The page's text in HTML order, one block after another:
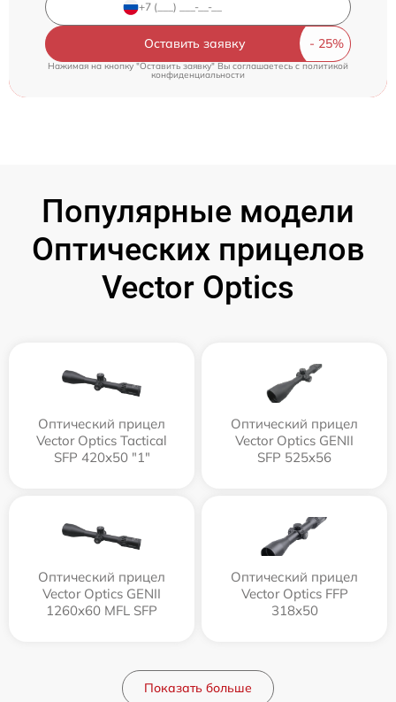
Оставить заявку
Нажимая на кнопку "Оставить заявку" Вы соглашаетесь cполитикой
конфиденциальности
Популярные модели
Оптических прицелов
Vector Optics
Оптический прицел
Vector Optics Tactical
SFP 420x50 "1"
Оптический прицел
Vector Optics GENII
SFP 525x56
Оптический прицел
Vector Optics GENII
1260x60 MFL SFP
Оптический прицел
Vector Optics FFP
318x50
Показать больше